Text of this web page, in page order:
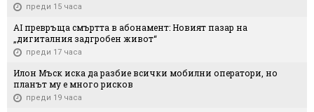
преди 15 часа
AI превръща смъртта в абонамент: Новият пазар на
„дигиталния задгробен живот“
преди 17 часа
Илон Мъск иска да разбие всички мобилни оператори, но
планът му е много рисков
преди 19 часа